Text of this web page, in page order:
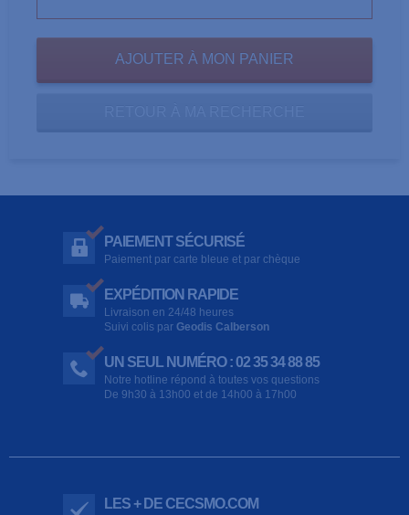
PAIEMENT SÉCURISÉ
Paiement par carte bleue et par chèque
EXPÉDITION RAPIDE
Livraison en 24/48 heures
Suivi colis par Geodis Calberson
UN SEUL NUMÉRO : 02 35 34 88 85
Notre hotline répond à toutes vos questions
De 9h30 à 13h00 et de 14h00 à 17h00
LES + DE CECSMO.COM